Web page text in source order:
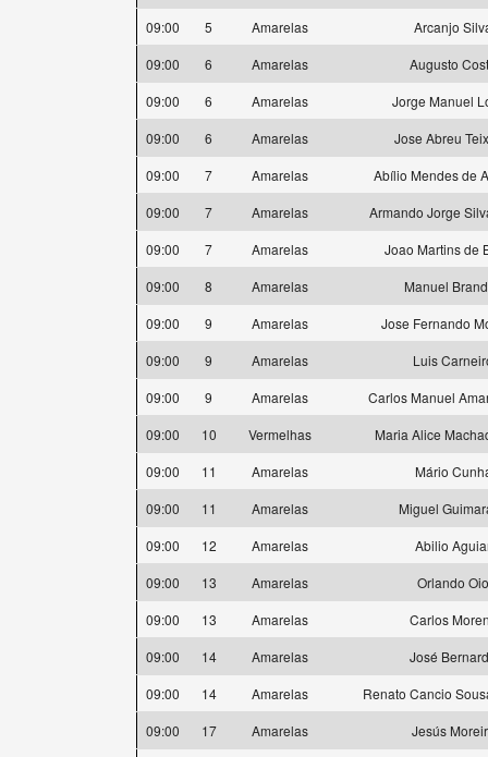
09:00
5 Amarelas
Arcanjo
09:00
6 Amarelas
Augusto
09:00
6 Amarelas
Jorge Manuel
09:00
6 Amarelas
Jose Abreu
09:00
7 Amarelas
Abílio Mendes de
09:00
7 Amarelas
Armando Jorge
09:00
7 Amarelas
Joao Martins de
09:00
8 Amarelas
Manuel
09:00
9 Amarelas
Jose Fernando
09:00
9 Amarelas
Luis
09:00
9 Amarelas
Carlos Manuel
09:00
10 Vermelhas
Maria Alice
09:00
11 Amarelas
Mário
09:00
11 Amarelas
Miguel
09:00
12 Amarelas
Abilio
09:00
13 Amarelas
Orlando Oio
09:00
13 Amarelas
Carlos
09:00
14 Amarelas
José
09:00
14 Amarelas
Renato Cancio
09:00
17 Amarelas
Jesús